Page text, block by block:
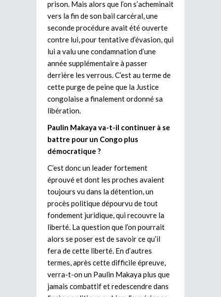
prison. Mais alors que l’on s’acheminait
vers la fin de son bail carcéral, une
seconde procédure avait été ouverte
contre lui, pour tentative d’évasion, qui
lui a valu une condamnation d’une
année supplémentaire à passer
derrière les verrous. C’est au terme de
cette purge de peine que la Justice
congolaise a finalement ordonné sa
libération.
Paulin Makaya va-t-il continuer à se
battre pour un Congo plus
démocratique ?
C’est donc un leader fortement
éprouvé et dont les proches avaient
toujours vu dans la détention, un
procès politique dépourvu de tout
fondement juridique, qui recouvre la
liberté. La question que l’on pourrait
alors se poser est de savoir ce qu’il
fera de cette liberté. En d’autres
termes, après cette difficile épreuve,
verra-t-on un Paulin Makaya plus que
jamais combattif et redescendre dans